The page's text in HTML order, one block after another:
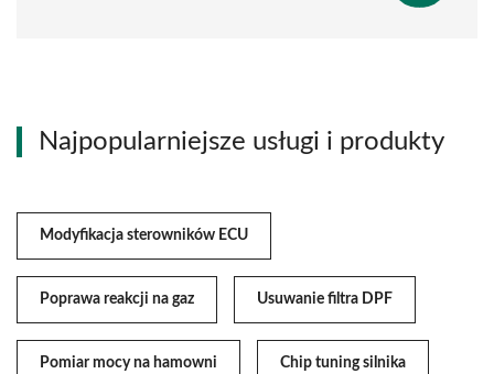
Najpopularniejsze usługi i produkty
Modyfikacja sterowników ECU
Poprawa reakcji na gaz Usuwanie filtra DPF
Pomiar mocy na hamowni Chip tuning silnika